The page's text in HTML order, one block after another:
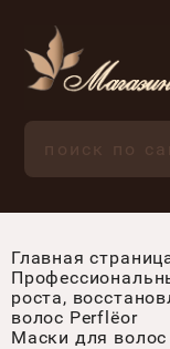
Главная
роста,
волос Perflëor
Маски для волос